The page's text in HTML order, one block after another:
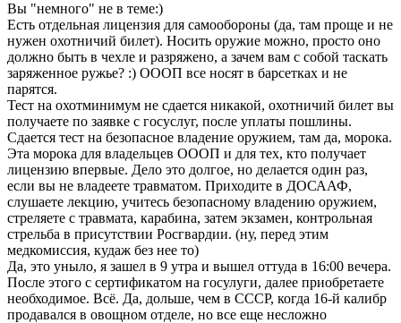
Вы "немного" не в теме:)
Есть отдельная лицензия для самообороны (да, там проще и не
нужен охотничий билет). Носить оружие можно, просто оно
должно быть в чехле и разряжено, а зачем вам с собой таскать
заряженное ружье? :) ОООП все носят в барсетках и не
парятся.
Тест на охотминимум не сдается никакой, охотничий билет вы
получаете по заявке с госуслуг, после уплаты пошлины.
Сдается тест на безопасное владение оружием, там да, морока.
Эта морока для владельцев ОООП и для тех, кто получает
лицензию впервые. Дело это долгое, но делается один раз,
если вы не владеете травматом. Приходите в ДОСААФ,
слушаете лекцию, учитесь безопасному владению оружием,
стреляете с травмата, карабина, затем экзамен, контрольная
стрельба в присутствии Росгвардии. (ну, перед этим
медкомиссия, кудаж без нее то)
Да, это уныло, я зашел в 9 утра и вышел оттуда в 16:00 вечера.
После этого с сертификатом на госулуги, далее приобретаете
необходимое. Всё. Да, дольше, чем в СССР, когда 16-й калибр
продавался в овощном отделе, но все еще несложно